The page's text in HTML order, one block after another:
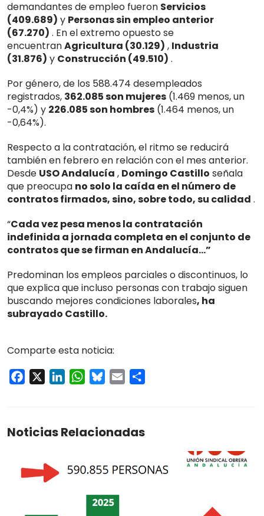
demandantes de empleo fueron Servicios
(409.689) y Personas sin empleo anterior
(67.270) . En el extremo opuesto se
encuentranAgricultura (30.129) , Industria
(31.876) y Construcción (49.510) .
Por género, de los 588.474 desempleados
registrados, 362.085 son mujeres (1.469 menos, un
-0,4%) y 226.085 son hombres (1.464 menos, un
-0,64%).
Respecto a la contratación, el ritmo se reducirá
también en febrero en relación con el mes anterior.
Desde USO Andalucía , Domingo Castillo señala
que preocupa no solo la caída en el número de
contratos firmados, sino, sobre todo, su calidad .
“Cada vez pesa menos la contratación
indefinida a jornada completa en el conjunto de
contratos que se firman en Andalucía…”
Predominan los empleos parciales o discontinuos, lo
que explica que incluso personas con trabajo siguen
buscando mejores condiciones laborales, ha
subrayado Castillo.
Comparte esta noticia:
Facebook LinkedInWhatsApp
Bluesky
Email
Noticias Relacionadas